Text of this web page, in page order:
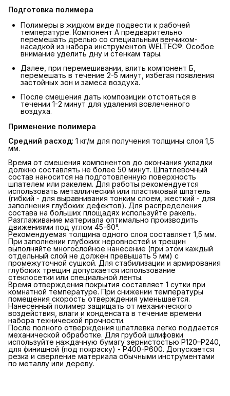
Подготовка полимера
Полимеры в жидком виде подвести к рабочей
температуре. Компонент А предварительно
перемешать дрелью со специальным венчиком-
насадкой из набора инструментов WELTEC®. Особое
внимание уделить дну и стенкам тары.
Далее, при перемешивании, влить компонент Б,
перемешать в течение 2-5 минут, избегая появления
застойных зон и замеса воздуха.
После смешения дать композиции отстояться в
течении 1-2 минут для удаления вовлеченного
воздуха.
Применение полимера
Средний расход: 1 кг/м для получения толщины слоя 1,5
мм.
Время от смешения компонентов до окончания укладки
должно составлять не более 50 минут. Шпатлевочный
состав наносится на подготовленную поверхность
шпателем или ракелем. Для работы рекомендуется
использовать металлический или пластиковый шпатель
(гибкий - для выравнивания тонким слоем, жесткий - для
заполнения глубоких дефектов). Для распределения
состава на больших площадях используйте ракель.
Разглаживание материала оптимально производить
движениями под углом 45-60°.
Рекомендуемая толщина одного слоя составляет 1,5 мм.
При заполнении глубоких неровностей и трещин
выполняйте многослойное нанесение (при этом каждый
отдельный слой не должен превышать 5 мм) с
промежуточной сушкой. Для стабилизации и армирования
глубоких трещин допускается использование
стеклосетки или специальной ленты.
Время отверждения покрытия составляет 1 сутки при
комнатной температуре. При снижении температуры
помещения скорость отверждения уменьшается.
Нанесенный полимер защищать от механического
воздействия, влаги и конденсата в течение времени
набора технической прочности.
После полного отверждения шпатлевка легко поддается
механической обработке. Для грубой шлифовки
используйте наждачную бумагу зернистостью P120–P240,
для финишной (под покраску) - P400-P600. Допускается
резка и сверление материала обычными инструментами
по металлу или дереву.